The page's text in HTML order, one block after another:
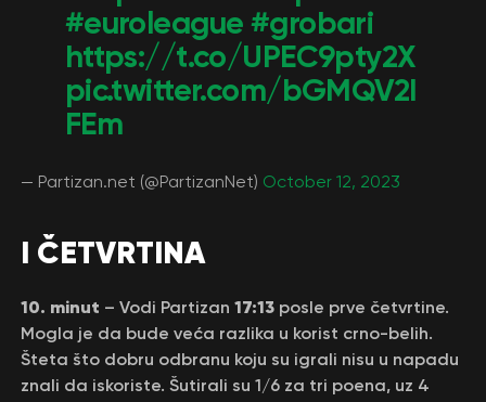
#euroleague #grobari
https://t.co/UPEC9pty2X
pic.twitter.com/bGMQV2I
FEm
— Partizan.net (@PartizanNet) October 12, 2023
I ČETVRTINA
10. minut – Vodi Partizan 17:13posle prve četvrtine.
Mogla je da bude veća razlika u korist crno-belih.
Šteta što dobru odbranu koju su igrali nisu u napadu
znali da iskoriste. Šutirali su 1/6 za tri poena, uz 4